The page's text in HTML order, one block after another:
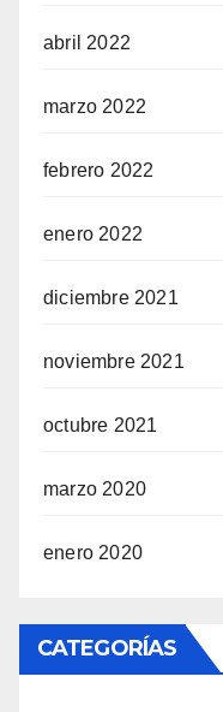
abril 2022
marzo 2022
febrero 2022
enero 2022
diciembre 2021
noviembre 2021
octubre 2021
marzo 2020
enero 2020
CATEGORÍAS